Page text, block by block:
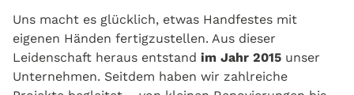
Uns macht es glücklich, etwas Handfestes mit
eigenen Händen fertigzustellen. Aus dieser
Leidenschaft heraus entstand im Jahr 2015 unser
Unternehmen. Seitdem haben wir zahlreiche